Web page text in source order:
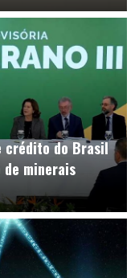
crédito do Brasil
minerais